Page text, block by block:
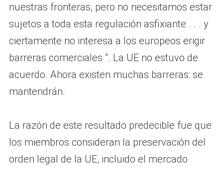
nuestras fronteras, pero no necesitamos estar
sujetos a toda esta regulación asfixiante . . . y
ciertamente no interesa a los europeos erigir
barreras comerciales ”. La UE no estuvo de
acuerdo. Ahora existen muchas barreras: se
mantendrán.
La razón de este resultado predecible fue que
los miembros consideran la preservación del
orden legal de la UE, incluido el mercado